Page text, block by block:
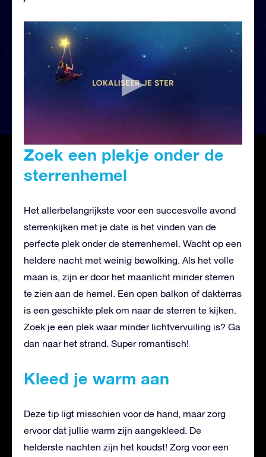
Zoek een plekje onder de
sterrenhemel
Het allerbelangrijkste voor een succesvolle avond
sterrenkijken met je date is het vinden van de
perfecte plek onder de sterrenhemel. Wacht op een
heldere nacht met weinig bewolking. Als het volle
maan is, zijn er door het maanlicht minder sterren
te zien aan de hemel. Een open balkon of dakterras
is een geschikte plek om naar de sterren te kijken.
Zoek je een plek waar minder lichtvervuiling is? Ga
dan naar het strand. Super romantisch!
Kleed je warm aan
Deze tip ligt misschien voor de hand, maar zorg
ervoor dat jullie warm zijn aangekleed. De
helderste nachten zijn het koudst! Zorg voor een